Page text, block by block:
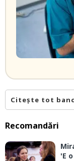
Citește tot
Recomandări
'E